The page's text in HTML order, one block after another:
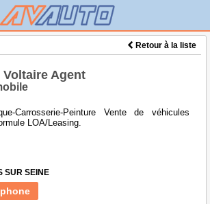
Retour à la liste
Agent
Carrosserie-Peinture Vente de véhicules
LOA/Leasing.
SUR SEINE